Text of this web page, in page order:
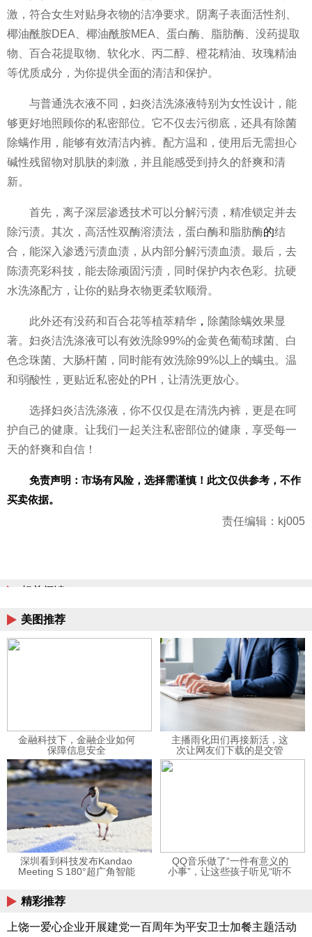
激，符合女生对贴身衣物的洁净要求。阴离子表面活性剂、
椰油酰胺DEA、椰油酰胺MEA、蛋白酶、脂肪酶、没药提取
物、百合花提取物、软化水、丙二醇、橙花精油、玫瑰精油
等优质成分，为你提供全面的清洁和保护。
与普通洗衣液不同，妇炎洁洗涤液特别为女性设计，能
够更好地照顾你的私密部位。它不仅去污彻底，还具有除菌
除螨作用，能够有效清洁内裤。配方温和，使用后无需担心
碱性残留物对肌肤的刺激，并且能感受到持久的舒爽和清
新。
首先，离子深层渗透技术可以分解污渍，精准锁定并去
除污渍。其次，高活性双酶溶渍法，蛋白酶和脂肪酶的结
合，能深入渗透污渍血渍，从内部分解污渍血渍。最后，去
陈渍亮彩科技，能去除顽固污渍，同时保护内衣色彩。抗硬
水洗涤配方，让你的贴身衣物更柔软顺滑。
此外还有没药和百合花等植萃精华 ， 除菌除螨效果显
著。妇炎洁洗涤液可以有效洗除99%的金黄色葡萄球菌、白
色念珠菌、大肠杆菌，同时能有效洗除99%以上的螨虫。温
和弱酸性，更贴近私密处的PH，让清洗更放心。
选择妇炎洁洗涤液，你不仅仅是在清洗内裤，更是在呵
护自己的健康。让我们一起关注私密部位的健康，享受每一
天的舒爽和自信！
免责声明：市场有风险，选择需谨慎！此文仅供参考，不作
买卖依据。
责任编辑：kj005
相关阅读
美图推荐
金融科技下，金融企业如何
保障信息安全
主播雨化田们再接新活，这
次让网友们下载的是交管
12123APP
深圳看到科技发布Kandao
Meeting S 180°超广角智能
QQ音乐做了“一件有意义的
小事”，让这些孩子听见“听不
精彩推荐
上饶一爱心企业开展建党一百周年为平安卫士加餐主题活动